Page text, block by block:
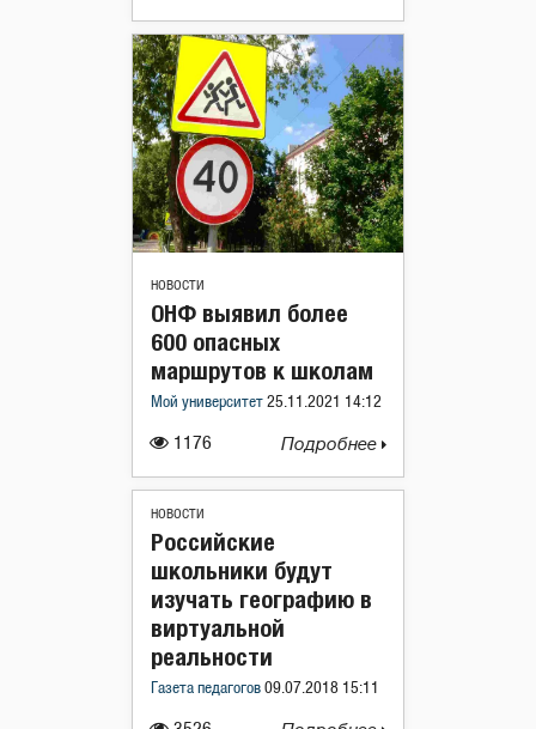
НОВОСТИ
1176
ОНФ выявил более
600 опасных
маршрутов к школам
Мой университет 25.11.2021 14:12
Подробнее
НОВОСТИ
Российские
школьники будут
изучать географию в
виртуальной
реальности
Газета педагогов 09.07.2018 15:11